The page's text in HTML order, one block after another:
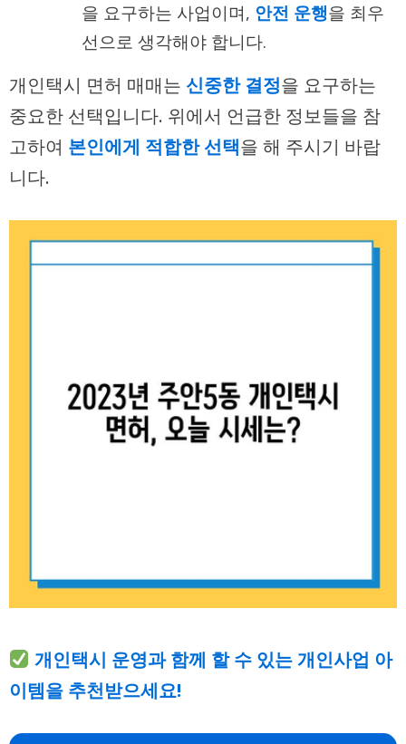
을 요구하는 사업이며, 안전 운행을 최우
선으로 생각해야 합니다.
개인택시 면허 매매는 신중한 결정을 요구하는
중요한 선택입니다. 위에서 언급한 정보들을 참
고하여 본인에게 적합한 선택을 해 주시기 바랍
니다.
개인택시 운영과 함께 할 수 있는 개인사업 아
이템을 추천받으세요!